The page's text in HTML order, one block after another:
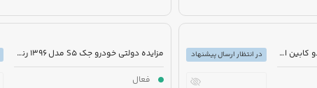
مزایده دولتی خودرو وانت مزدا دو کابین اسقاطی
در انتظار ارسال پیشنهاد
مزایده دولتی خودرو جک S5 مدل 1396 رنگ سفید
فعال